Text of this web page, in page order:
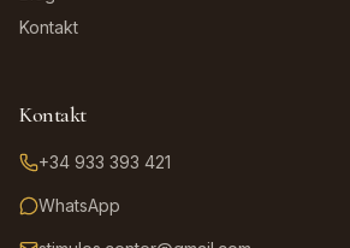
Kontakt
Kontakt
+34 933 393 421
WhatsApp